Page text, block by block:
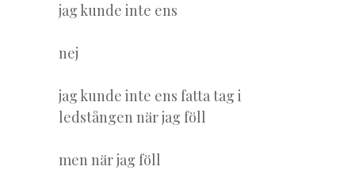
jag kunde inte ens
nej
jag kunde inte ens fatta tag i
ledstången när jag föll
men när jag föll